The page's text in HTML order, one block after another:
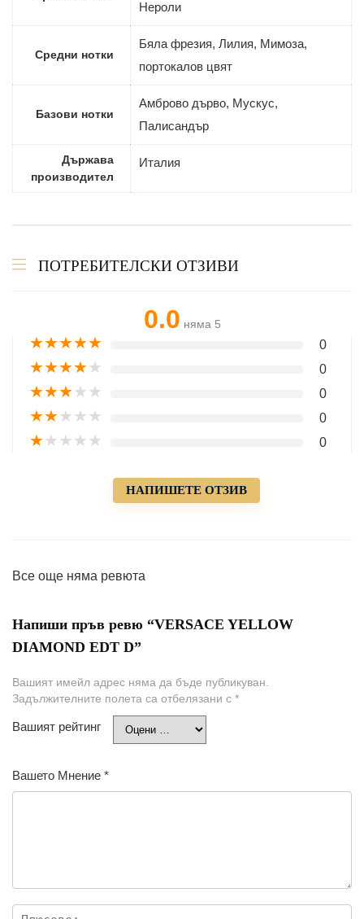
Нероли
Средни нотки
Бяла фрезия, Лилия, Мимоза,
портокалов цвят
Базови нотки
Амброво дърво, Мускус,
Палисандър
Държава
производител
Италия
ПОТРЕБИТЕЛСКИ ОТЗИВИ
0.0 няма 5
★★★★★ 0
★★★★★ 0
★★★★★ 0
★★★★★ 0
★★★★★ 0
НАПИШЕТЕ ОТЗИВ
Все още няма ревюта
Напиши пръв ревю “VERSACE YELLOW
DIAMOND EDT D”
Вашият имейл адрес няма да бъде публикуван.
Задължителните полета са отбелязани с *
Вашият рейтинг
Вашето Мнение *